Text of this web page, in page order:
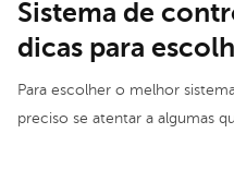
Sistema de
dicas para
Para escolher o melhor
preciso se atentar a algumas